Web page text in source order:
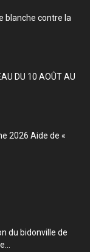
blanche contre la
DU 10 AOÛT AU
2026 Aide de «
du bidonville de